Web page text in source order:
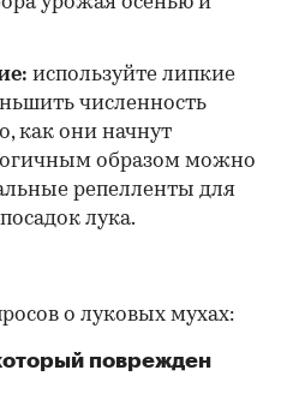
используйте липкие
численность
как они начнут
образом можно
репелленты для
лука.
о луковых мухах:
поврежден